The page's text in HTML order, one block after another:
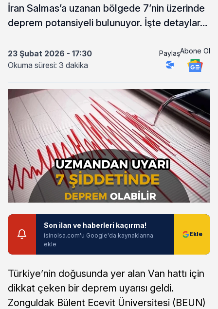
İran Salmas’a uzanan bölgede 7’nin üzerinde
deprem potansiyeli bulunuyor. İşte detaylar…
23 Şubat 2026 - 17:30
Okuma süresi: 3 dakika
PaylaşAbone Ol
Son ilan ve haberleri kaçırma!
isinolsa.com'u Google'da kaynaklarına
ekle
Türkiye’nin doğusunda yer alan Van hattı için
dikkat çeken bir deprem uyarısı geldi.
Zonguldak Bülent Ecevit Üniversitesi (BEUN)